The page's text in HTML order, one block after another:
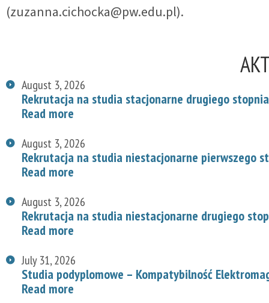
(zuzanna.cichocka@pw.edu.pl).
August 3, 2026
Rekrutacja na studia stacjonarne drugiego
Read more
August 3, 2026
Rekrutacja na studia niestacjonarne pierwszego
Read more
August 3, 2026
Rekrutacja na studia niestacjonarne drugiego
Read more
July 31, 2026
Studia podyplomowe – Kompatybilność
Read more